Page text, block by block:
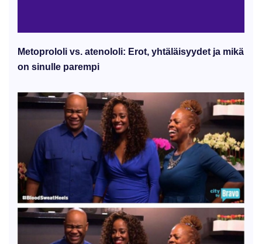
Metoprololi vs. atenololi: Erot, yhtäläisyydet ja mikä
on sinulle parempi